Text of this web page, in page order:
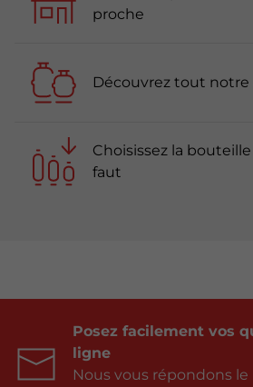
proche
Découvrez tout
Choisissez la
faut
Posez facilement vos
ligne
Nous vous répondons